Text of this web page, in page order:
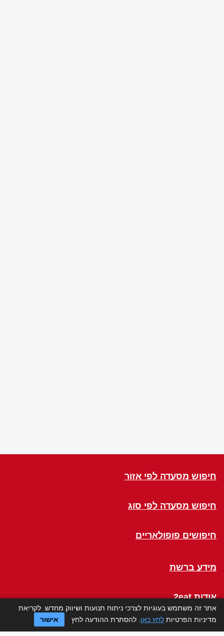
חיפוש מסעדה לפי אזור
חיפוש מסעדה לפי סוג
חיפושים פופולאריים
מידע ברשת
אודות 2eat
Click a Table
אתר זה משתמש בעוגיות לצרכי ניתוח תנועות ושיווק מחדש. לקריאת
מדיניות הפרטיות לחץ כאן . להסתרת ההודעה לחץ אישור